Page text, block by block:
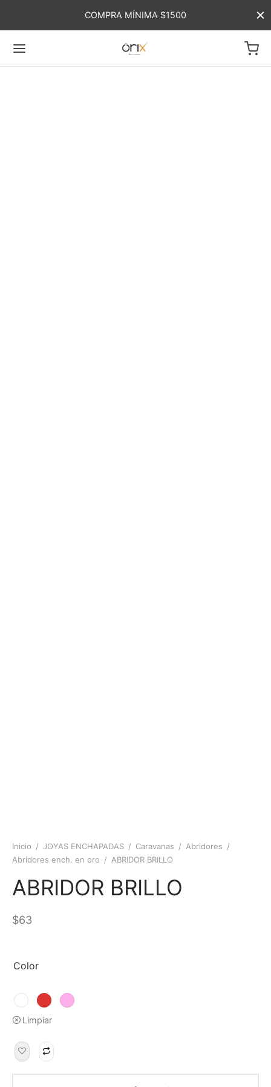
COMPRA MÍNIMA $1500
Inicio / JOYAS ENCHAPADAS / Caravanas / Abridores /
Abridores ench. en oro / ABRIDOR BRILLO
ABRIDOR BRILLO
$63
Color
Limpiar